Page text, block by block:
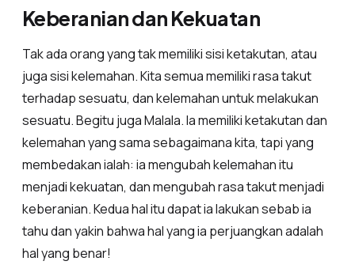
Keberanian dan Kekuatan
Tak ada orang yang tak memiliki sisi ketakutan, atau
juga sisi kelemahan. Kita semua memiliki rasa takut
terhadap sesuatu, dan kelemahan untuk melakukan
sesuatu. Begitu juga Malala. Ia memiliki ketakutan dan
kelemahan yang sama sebagaimana kita, tapi yang
membedakan ialah: ia mengubah kelemahan itu
menjadi kekuatan, dan mengubah rasa takut menjadi
keberanian. Kedua hal itu dapat ia lakukan sebab ia
tahu dan yakin bahwa hal yang ia perjuangkan adalah
hal yang benar!